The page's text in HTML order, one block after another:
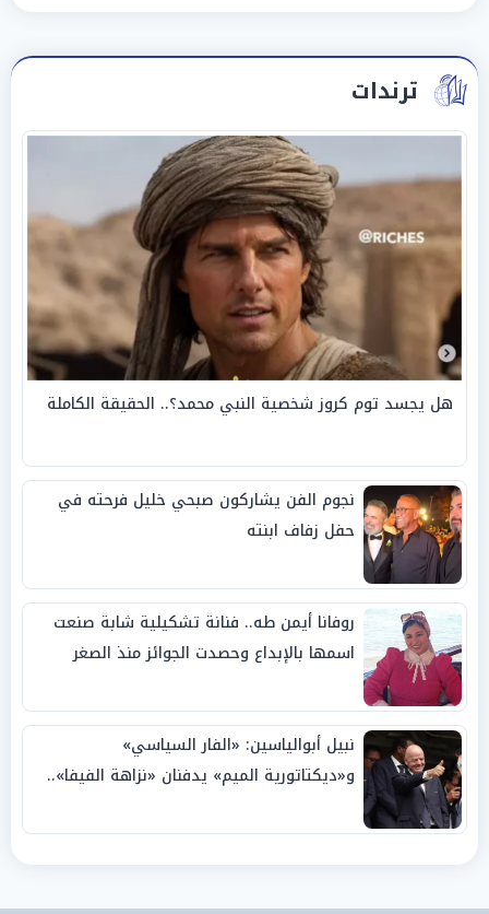
ترندات
هل يجسد توم كروز شخصية النبي محمد؟.. الحقيقة الكاملة
نجوم الفن يشاركون صبحي خليل فرحته في
حفل زفاف ابنته
روفانا أيمن طه.. فنانة تشكيلية شابة صنعت
اسمها بالإبداع وحصدت الجوائز منذ الصغر
نبيل أبوالياسين: «الفار السياسي»
و«ديكتاتورية الميم» يدفنان «نزاهة الفيفا»..